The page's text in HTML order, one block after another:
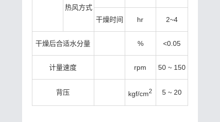
热风方式
干燥时间 hr 2~4
干燥后合适水分量 % <0.05
计量速度 rpm 50 ~ 150
背压 kgf/cm2 5 ~ 20